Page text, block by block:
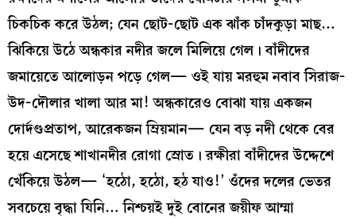
চিকচিক করে উঠল; যেন ছোট-ছোট এক ঝাঁক চাঁদকুড়া মাছ…
ঝিকিয়ে উঠে অন্ধকার নদীর জলে মিলিয়ে গেল। বাঁদীদের
জমায়েতে আলোড়ন পড়ে গেল— ওই যায় মরহুম নবাব সিরাজ-
উদ-দৌলার খালা আর মা! অন্ধকারেও বোঝা যায় একজন
দোর্দণ্ডপ্রতাপ, আরেকজন ম্রিয়মান— যেন বড় নদী থেকে বের
হয়ে এসেছে শাখানদীর রোগা স্রোত। রক্ষীরা বাঁদীদের উদ্দেশে
খেঁকিয়ে উঠল— ‘হঠো, হঠো, হঠ যাও!’ ওঁদের দলের ভেতর
সবচেয়ে বৃদ্ধা যিনি… নিশ্চয়ই দুই বোনের জয়ীফ আম্মা